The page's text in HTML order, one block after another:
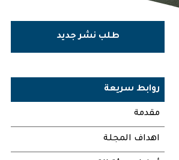
طلب نشر جديد
روابط سريعة
مقدمة
اهداف المجلة